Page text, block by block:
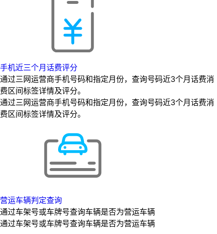
手机近三个月话费评分
通过三网运营商手机号码和指定月份，查询号码近3个月话费消
费区间标签详情及评分。
通过三网运营商手机号码和指定月份，查询号码近3个月话费消
费区间标签详情及评分。
营运车辆判定查询
通过车架号或车牌号查询车辆是否为营运车辆
通过车架号或车牌号查询车辆是否为营运车辆